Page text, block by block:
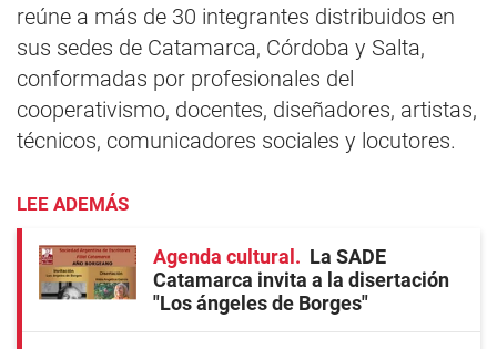
reúne a más de 30 integrantes distribuidos en
sus sedes de Catamarca, Córdoba y Salta,
conformadas por profesionales del
cooperativismo, docentes, diseñadores, artistas,
técnicos, comunicadores sociales y locutores.
LEE ADEMÁS
Agenda cultural
La SADE
Catamarca invita a la disertación
"Los ángeles de Borges"